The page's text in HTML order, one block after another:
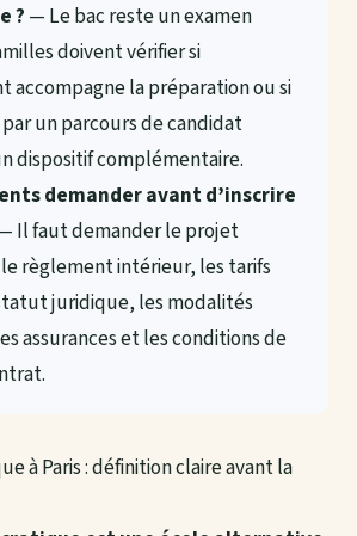
? — Le bac reste un examen
doivent vérifier si
accompagne la préparation ou si
un parcours de candidat
dispositif complémentaire.
demander avant d’inscrire
Il faut demander le projet
règlement intérieur, les tarifs
juridique, les modalités
assurances et les conditions de
à Paris : définition claire avant la